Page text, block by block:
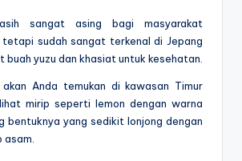
sangat asing bagi masyarakat
tetapi sudah sangat terkenal di Jepang
buah yuzu dan khasiat untuk kesehatan.
Anda temukan di kawasan Timur
mirip seperti lemon dengan warna
bentuknya yang sedikit lonjong dengan
asam.